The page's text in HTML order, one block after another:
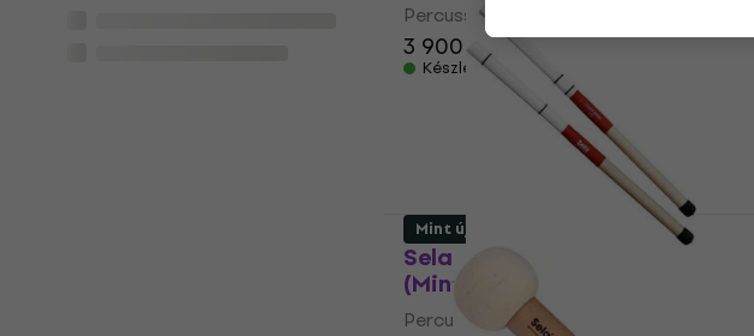
Percussion ütő
3 900 Ft
Készleten
Sela SE065 Percussion ütő
(Mint új)
Percussion ütő
Mint új